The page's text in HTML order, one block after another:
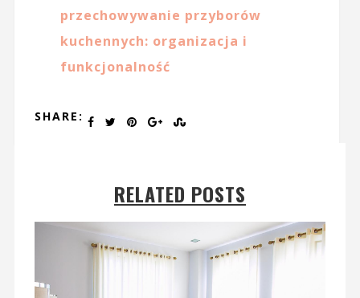
przechowywanie przyborów
kuchennych: organizacja i
funkcjonalność
SHARE:
RELATED POSTS